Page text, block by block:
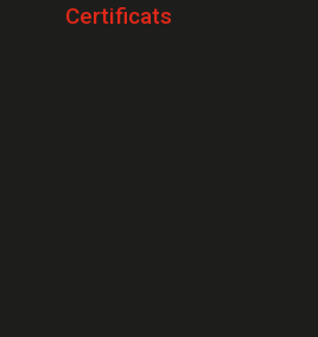
Certificats